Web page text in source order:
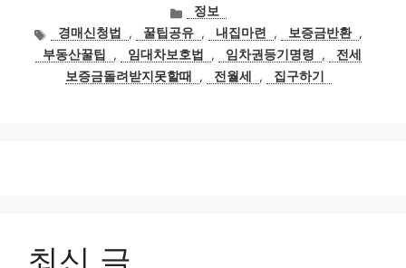
카
테
고
리
정보
태
그
경매신청법 , 꿀팁공유 , 내집마련 , 보증금반환 ,
부동산꿀팁
, 임대차보호법 , 임차권등기명령 ,
전세
보증금돌려받지못할때
, 전월세 , 집구하기
최신 글